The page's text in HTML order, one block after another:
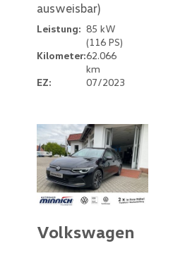
ausweisbar)
Leistung: 85 kW
(116 PS)
Kilometer:62.066
km
EZ:
07/2023
Volkswagen